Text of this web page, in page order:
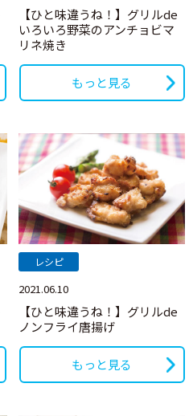
【ひと味違うね！】グリルde
いろいろ野菜のアンチョビマ
リネ焼き
もっと見る
レシピ
2021.06.10
【ひと味違うね！】グリルde
ノンフライ唐揚げ
もっと見る